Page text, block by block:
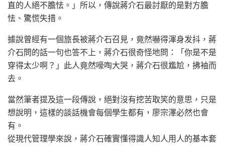
直的人絕不膽怯。」所以，傳說蔣介石最討厭的是對方膽
怯、驚慌失措。
據說曾經有一個旅長被蔣介石召見，竟然嚇得渾身发抖，蔣
介石問的話一句也答不上，蔣介石很奇怪地問：「你是不是
穿得太少啊？」此人竟然嚎啕大哭，蔣介石很尷尬，拂袖而
去。
當然筆者提及這一段傳說，絕對沒有挖苦取笑的意思，只是
想說明，這樣的談話機會每個學生都有，廖宗澤必然也會
有。
從現代管理學來說，蔣介石確實懂得識人知人用人的基本套